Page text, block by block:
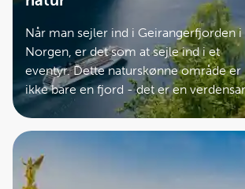
Når man sejler ind i Geirangerfjorden i
Norgen, er det som at sejle ind i et
eventyr. Dette naturskønne område er
ikke bare en fjord - det er en